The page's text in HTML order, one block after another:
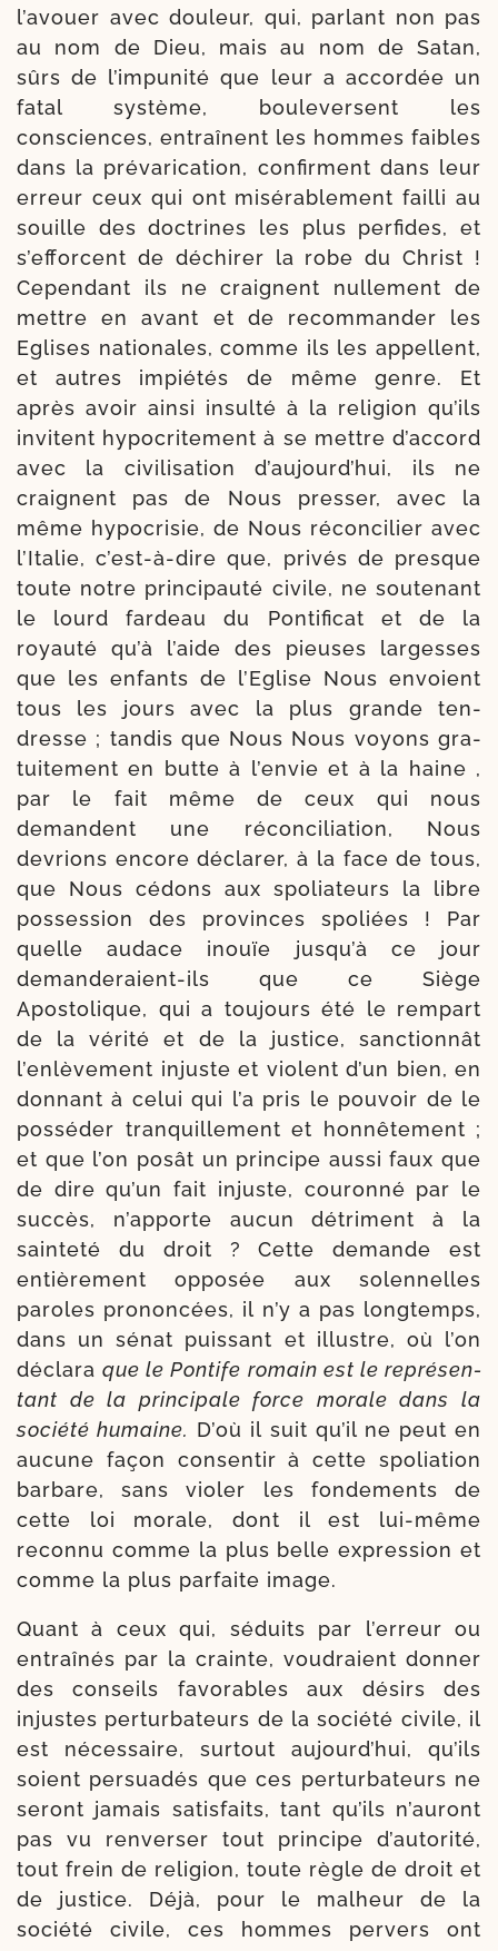
l’avouer avec dou­leur, qui, par­lant non pas
au nom de Dieu, mais au nom de Satan,
sûrs de l’impunité que leur a accor­dée un
fatal sys­tème, bou­le­versent les
consciences, entraînent les hommes faibles
dans la pré­va­ri­ca­tion, confirment dans leur
erreur ceux qui ont misé­ra­ble­ment failli au
souille des doc­trines les plus per­fides, et
s’efforcent de déchi­rer la robe du Christ !
Cependant ils ne craignent nul­le­ment de
mettre en avant et de recom­man­der les
Eglises natio­nales, comme ils les appellent,
et autres impié­tés de même genre. Et
après avoir ain­si insul­té à la reli­gion qu’ils
invitent hypo­cri­te­ment à se mettre d’accord
avec la civi­li­sa­tion d’aujourd’hui, ils ne
craignent pas de Nous pres­ser, avec la
même hypo­cri­sie, de Nous récon­ci­lier avec
l’Italie, c’est-à-dire que, pri­vés de presque
toute notre prin­ci­pau­té civile, ne sou­te­nant
le lourd far­deau du Pontificat et de la
royau­té qu’à l’aide des pieuses lar­gesses
que les enfants de l’Eglise Nous envoient
tous les jours avec la plus grande ten­
dresse ; tan­dis que Nous Nous voyons gra­
tui­te­ment en butte à l’envie et à la haine ,
par le fait même de ceux qui nous
demandent une récon­ci­lia­tion, Nous
devrions encore décla­rer, à la face de tous,
que Nous cédons aux spo­lia­teurs la libre
pos­ses­sion des pro­vinces spo­liées ! Par
quelle audace inouïe jusqu’à ce jour
demanderaient-​ils que ce Siège
Apostolique, qui a tou­jours été le rem­part
de la véri­té et de la jus­tice, sanc­tion­nât
l’enlèvement injuste et violent d’un bien, en
don­nant à celui qui l’a pris le pou­voir de le
pos­sé­der tran­quille­ment et hon­nê­te­ment ;
et que l’on posât un prin­cipe aus­si faux que
de dire qu’un fait injuste, cou­ron­né par le
suc­cès, n’apporte aucun détri­ment à la
sain­te­té du droit ? Cette demande est
entiè­re­ment oppo­sée aux solen­nelles
paroles pro­non­cées, il n’y a pas long­temps,
dans un sénat puis­sant et illustre, où l’on
décla­raque le Pontife romain est le repré­sen­
tant de la prin­ci­pale force morale dans la
socié­té humaine. D’où il suit qu’il ne peut en
aucune façon consen­tir à cette spo­lia­tion
bar­bare, sans vio­ler les fonde­ments de
cette loi morale, dont il est lui-​même
recon­nu comme la plus belle expres­sion et
comme la plus par­faite image.
Quant à ceux qui, séduits par l’erreur ou
entraî­nés par la crainte, vou­draient don­ner
des conseils favo­rables aux dési­rs des
injustes per­tur­ba­teurs de la socié­té civile, il
est néces­saire, sur­tout aujourd’hui, qu’ils
soient per­suadés que ces per­tur­ba­teurs ne
seront jamais satis­faits, tant qu’ils n’auront
pas vu ren­ver­ser tout prin­cipe d’autorité,
tout frein de reli­gion, toute règle de droit et
de jus­tice. Déjà, pour le mal­heur de la
socié­té civile, ces hommes per­vers ont